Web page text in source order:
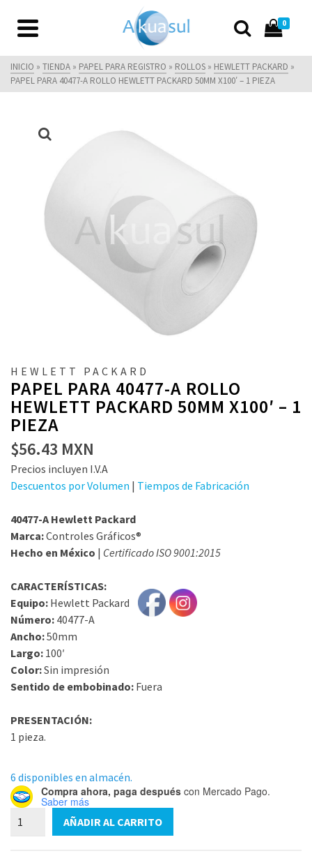
0
INICIO » TIENDA » PAPEL PARA REGISTRO » ROLLOS » HEWLETT PACKARD »
PAPEL PARA 40477-A ROLLO HEWLETT PACKARD 50MM X100′ – 1 PIEZA
HEWLETT PACKARD
PAPEL PARA 40477-A ROLLO
HEWLETT PACKARD 50MM X100′ – 1
PIEZA
$56.43 MXN
Precios incluyen I.V.A
Descuentos por Volumen | Tiempos de Fabricación
40477-A Hewlett Packard
Marca:Controles Gráficos®
Hecho en México | Certificado ISO 9001:2015
CARACTERÍSTICAS:
Equipo: Hewlett Packard
Número: 40477-A
Ancho:50mm
Largo: 100′
Color:Sin impresión
Sentido de embobinado: Fuera
PRESENTACIÓN:
1 pieza.
6 disponibles en almacén.
Compra ahora, paga después con Mercado Pago.
Saber más
Papel
AÑADIR AL CARRITO